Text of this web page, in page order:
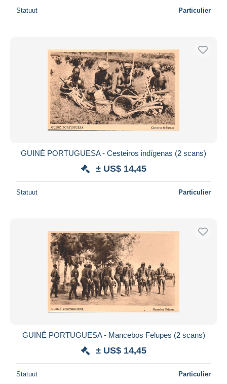
Statuut Particulier
GUINÉ PORTUGUESA - Cesteiros indígenas (2 scans)
± US$ 14,45
Statuut Particulier
GUINÉ PORTUGUESA - Mancebos Felupes (2 scans)
± US$ 14,45
Statuut Particulier